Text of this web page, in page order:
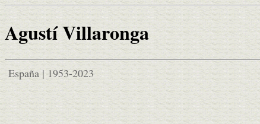
Agustí Villaronga
España | 1953-2023